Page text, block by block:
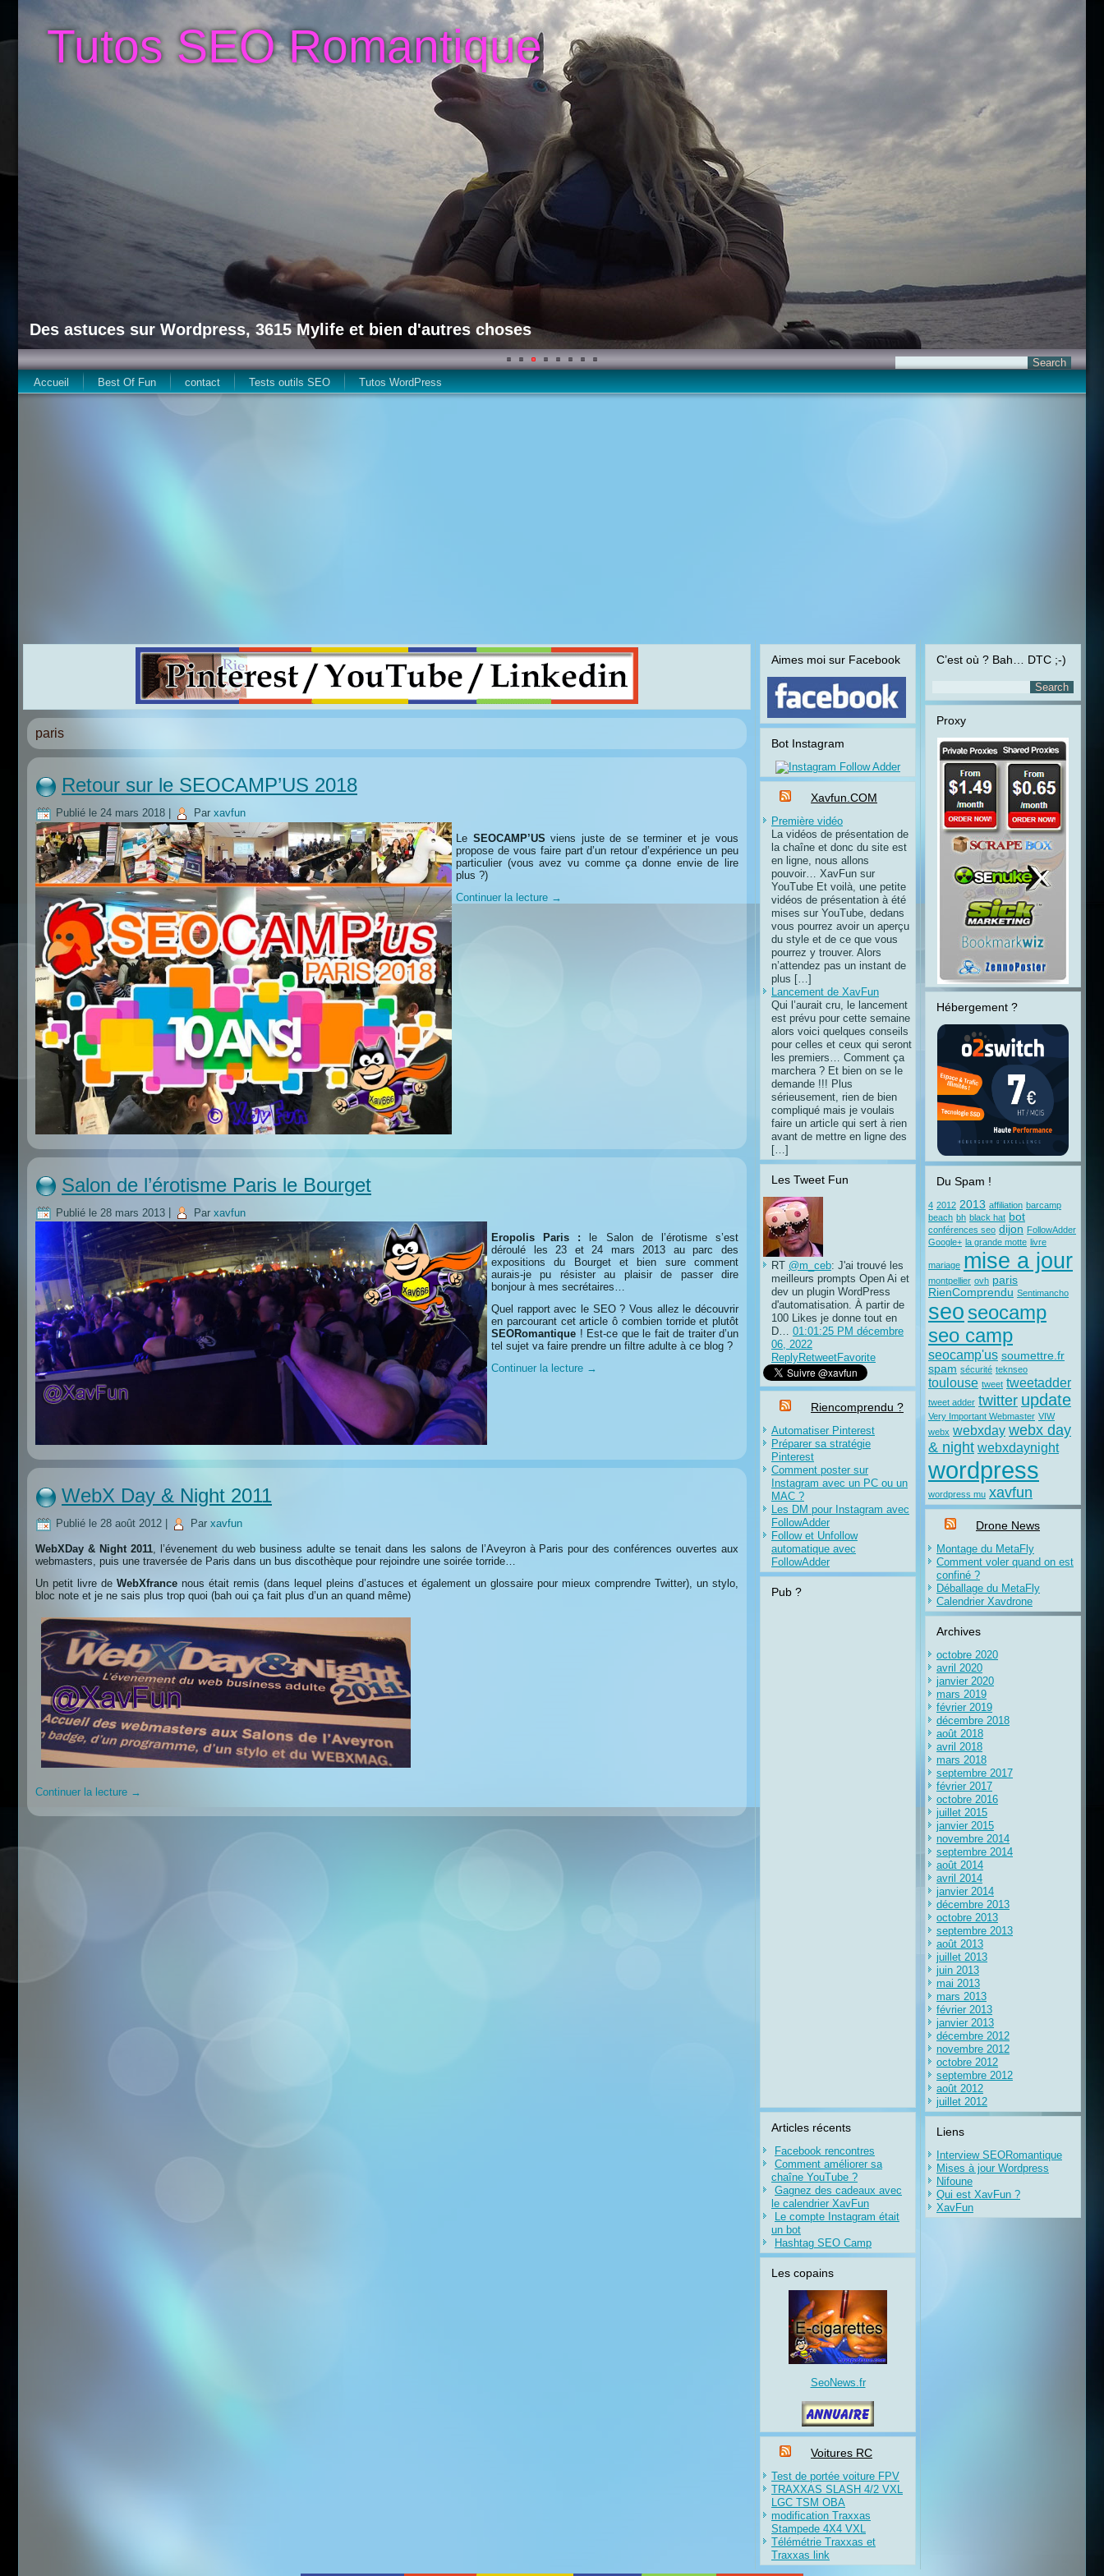
Tutos SEO Romantique
Des astuces sur Wordpress, 3615 Mylife et bien d'autres choses
Accueil Best Of Fun contact Tests outils SEO Tutos WordPress
paris
Retour sur le SEOCAMP’US 2018
Publié le 24 mars 2018 Par xavfun
Le SEOCAMP’US viens juste de se terminer et je vous
propose de vous faire part d’un retour d’expérience un peu
particulier (vous avez vu comme ça donne envie de lire
plus ?)
Continuer la lecture →
Salon de l’érotisme Paris le Bourget
Publié le 28 mars 2013 Par xavfun
Eropolis Paris : le Salon de l’érotisme s’est
déroulé les 23 et 24 mars 2013 au parc des
expositions du Bourget et bien sure comment
aurais-je pu résister au plaisir de passer dire
bonjour à mes secrétaires…
Quel rapport avec le SEO ? Vous allez le découvrir
en parcourant cet article ô combien torride et plutôt
SEORomantique ! Est-ce que le fait de traiter d’un
tel sujet va faire prendre un filtre adulte à ce blog ?
Continuer la lecture →
WebX Day & Night 2011
Publié le 28 août 2012 Par xavfun
WebXDay & Night 2011, l’évenement du web business adulte se tenait dans les salons de l’Aveyron à Paris pour des conférences ouvertes aux
webmasters, puis une traversée de Paris dans un bus discothèque pour rejoindre une soirée torride…
Un petit livre de WebXfrance nous était remis (dans lequel pleins d’astuces et également un glossaire pour mieux comprendre Twitter), un stylo,
bloc note et je ne sais plus trop quoi (bah oui ça fait plus d’un an quand même)
Continuer la lecture →
Aimes moi sur Facebook
Bot Instagram
Xavfun.COM
Première vidéo
La vidéos de présentation de
la chaîne et donc du site est
en ligne, nous allons
pouvoir… XavFun sur
YouTube Et voilà, une petite
vidéos de présentation à été
mises sur YouTube, dedans
vous pourrez avoir un aperçu
du style et de ce que vous
pourrez y trouver. Alors
n’attendez pas un instant de
plus […]
Lancement de XavFun
Qui l’aurait cru, le lancement
est prévu pour cette semaine
alors voici quelques conseils
pour celles et ceux qui seront
les premiers… Comment ça
marchera ? Et bien on se le
demande !!! Plus
sérieusement, rien de bien
compliqué mais je voulais
faire un article qui sert à rien
avant de mettre en ligne des
[…]
Les Tweet Fun
RT @m_ceb: J'ai trouvé les
meilleurs prompts Open Ai et
dev un plugin WordPress
d'automatisation. À partir de
100 Likes je donne tout en
D… 01:01:25 PM décembre
06, 2022
ReplyRetweetFavorite
Riencomprendu ?
Automatiser Pinterest
Préparer sa stratégie
Pinterest
Comment poster sur
Instagram avec un PC ou un
MAC ?
Les DM pour Instagram avec
FollowAdder
Follow et Unfollow
automatique avec
FollowAdder
Pub ?
Articles récents
Facebook rencontres
Comment améliorer sa
chaîne YouTube ?
Gagnez des cadeaux avec
le calendrier XavFun
Le compte Instagram était
un bot
Hashtag SEO Camp
Les copains
SeoNews.fr
Voitures RC
Test de portée voiture FPV
TRAXXAS SLASH 4/2 VXL
LGC TSM OBA
modification Traxxas
Stampede 4X4 VXL
Télémétrie Traxxas et
Traxxas link
C’est où ? Bah… DTC ;-)
Proxy
Hébergement ?
Du Spam !
4 2012 2013 affiliation barcamp
beach bh black hat bot
conférences seo dijon FollowAdder
Google+ la grande motte livre
mariage mise a jour
montpellier ovh paris
RienComprendu Sentimancho
seo seocamp
seo camp
seocamp'us soumettre.fr
spam sécurité teknseo
toulouse tweet tweetadder
tweet adder twitter update
Very Important Webmaster VIW
webx webxday webx day
& night webxdaynight
wordpress
wordpress mu xavfun
Drone News
Montage du MetaFly
Comment voler quand on est
confiné ?
Déballage du MetaFly
Calendrier Xavdrone
Archives
octobre 2020
avril 2020
janvier 2020
mars 2019
février 2019
décembre 2018
août 2018
avril 2018
mars 2018
septembre 2017
février 2017
octobre 2016
juillet 2015
janvier 2015
novembre 2014
septembre 2014
août 2014
avril 2014
janvier 2014
décembre 2013
octobre 2013
septembre 2013
août 2013
juillet 2013
juin 2013
mai 2013
mars 2013
février 2013
janvier 2013
décembre 2012
novembre 2012
octobre 2012
septembre 2012
août 2012
juillet 2012
Liens
Interview SEORomantique
Mises à jour Wordpress
Nifoune
Qui est XavFun ?
XavFun